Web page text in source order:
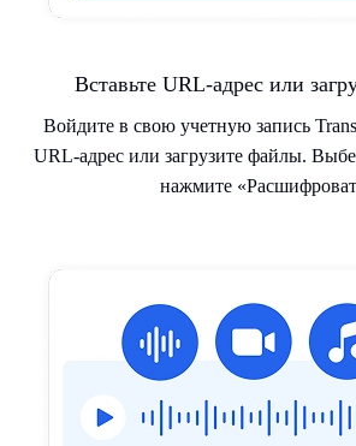
Вставьте URL-адрес или
Войдите в свою учетную запись
URL-адрес или загрузите файлы.
нажмите